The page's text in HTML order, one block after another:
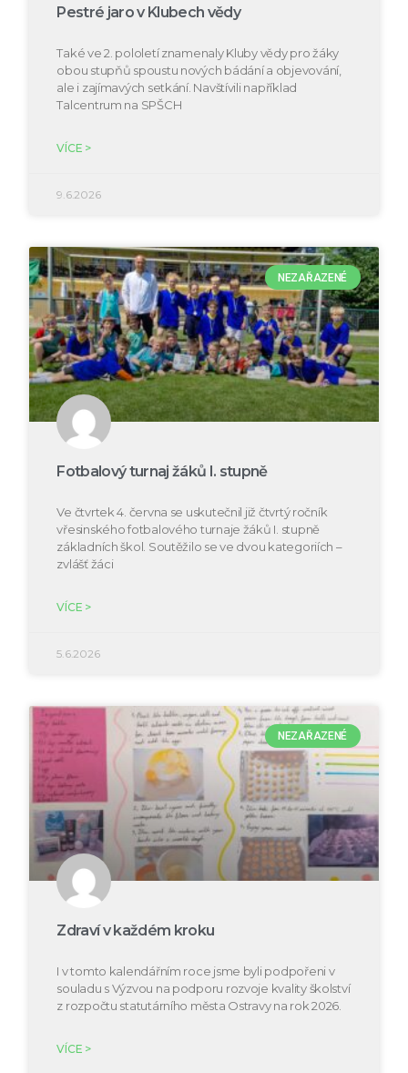
Pestré jaro v Klubech vědy
Také ve 2. pololetí znamenaly Kluby vědy pro žáky
obou stupňů spoustu nových bádání a objevování,
ale i zajímavých setkání. Navštívili například
Talcentrum na SPŠCH
VÍCE >
9.6.2026
NEZAŘAZENÉ
Fotbalový turnaj žáků I. stupně
Ve čtvrtek 4. června se uskutečnil již čtvrtý ročník
vřesinského fotbalového turnaje žáků I. stupně
základních škol. Soutěžilo se ve dvou kategoriích –
zvlášť žáci
VÍCE >
5.6.2026
NEZAŘAZENÉ
Zdraví v každém kroku
I v tomto kalendářním roce jsme byli podpořeni v
souladu s Výzvou na podporu rozvoje kvality školství
z rozpočtu statutárního města Ostravy na rok 2026.
VÍCE >